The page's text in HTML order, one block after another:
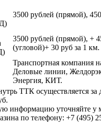
3500 рублей (прямой),
3500 рублей (прямой), +
(угловой)+ 30 руб за 1 км.
Транспортная компания
Деловые линии,
Энергия, КИТ.
ТТК осуществляется
информацию уточняйте у
по телефону: +7 (495)